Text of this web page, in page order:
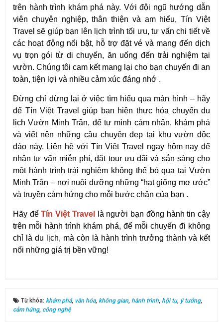
trên hành trình khám phá này. Với đội ngũ hướng dẫn
viên chuyên nghiệp, thân thiện và am hiểu, Tín Việt
Travel sẽ giúp bạn lên lịch trình tối ưu, tư vấn chi tiết về
các hoạt động nổi bật, hỗ trợ đặt vé và mang đến dịch
vụ trọn gói từ di chuyển, ăn uống đến trải nghiệm tại
vườn. Chúng tôi cam kết mang lại cho bạn chuyến đi an
toàn, tiện lợi và nhiều cảm xúc đáng nhớ .
Đừng chỉ dừng lại ở việc tìm hiểu qua màn hình – hãy
để Tín Việt Travel giúp bạn hiện thực hóa chuyến du
lịch Vườn Minh Trân, để tự mình cảm nhận, khám phá
và viết nên những câu chuyện đẹp tại khu vườn độc
đáo này. Liên hệ với Tín Việt Travel ngay hôm nay để
nhận tư vấn miễn phí, đặt tour ưu đãi và sẵn sàng cho
một hành trình trải nghiệm không thể bỏ qua tại Vườn
Minh Trân – nơi nuôi dưỡng những “hạt giống mơ ước”
và truyền cảm hứng cho mỗi bước chân của bạn .
Hãy để Tín Việt Travel
là người bạn đồng hành tin cậy
trên mỗi hành trình khám phá, để mỗi chuyến đi không
chỉ là du lịch, mà còn là hành trình trưởng thành và kết
nối những giá trị bền vững!
Từ khóa: khám phá, văn hóa, không gian, hành trình, hội tụ, ý tưởng,
cảm hứng, công nghệ